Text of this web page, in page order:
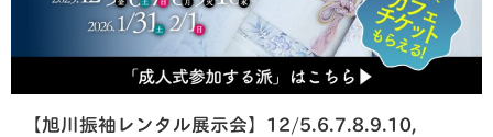
【旭川振袖レンタル展示会】12/5.6.7.8.9.10,